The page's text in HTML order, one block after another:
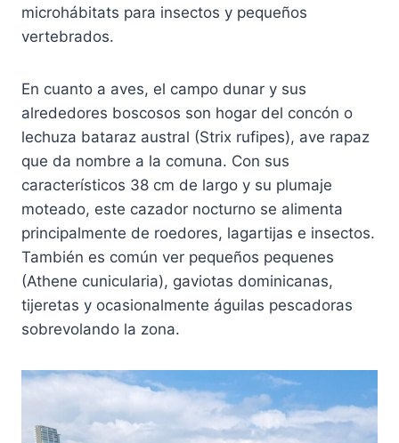
microhábitats para insectos y pequeños
vertebrados.
En cuanto a aves, el campo dunar y sus
alrededores boscosos son hogar del concón o
lechuza bataraz austral (Strix rufipes), ave rapaz
que da nombre a la comuna. Con sus
característicos 38 cm de largo y su plumaje
moteado, este cazador nocturno se alimenta
principalmente de roedores, lagartijas e insectos.
También es común ver pequeños pequenes
(Athene cunicularia), gaviotas dominicanas,
tijeretas y ocasionalmente águilas pescadoras
sobrevolando la zona.